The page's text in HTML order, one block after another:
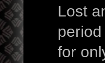
Lost
for